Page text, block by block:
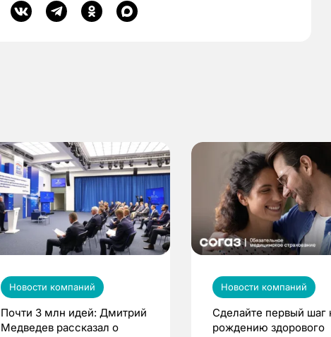
Новости компаний
Почти 3 млн идей: Дмитрий
Медведев рассказал о
Новости компаний
Сделайте первый шаг
рождению здорового